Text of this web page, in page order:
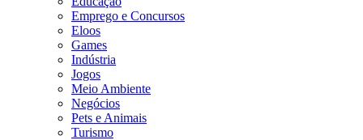
Emprego e Concursos
Eloos
Games
Indústria
Jogos
Meio Ambiente
Negócios
Pets e Animais
Turismo